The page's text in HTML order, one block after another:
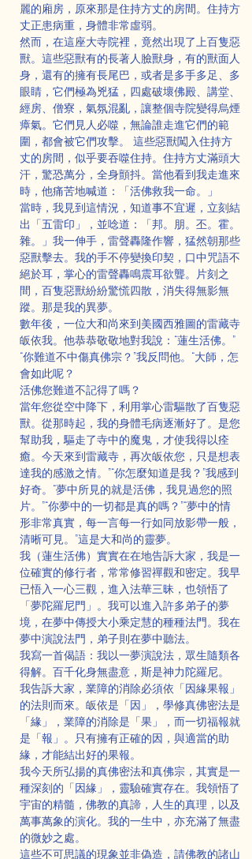
麗的廂房，原來那是住持方丈的房間。住持方
丈正患病重，身體非常虛弱。
然而，在這座大寺院裡，竟然出現了上百隻惡
獸。這些惡獸有的長著人臉獸身，有的獸面人
身，還有的擁有長尾巴，或者是多手多足、多
眼睛，它們極為兇猛，四處破壞佛殿、講堂、
經房、僧寮，氣氛混亂，讓整個寺院變得烏煙
瘴氣。它們見人必噬，無論誰走進它們的範
圍，都會被它們攻擊。 這些惡獸闖入住持方
丈的房間，似乎要吞噬住持。住持方丈滿頭大
汗，驚恐萬分，全身顫抖。當他看到我走進來
時，他痛苦地喊道：「活佛救我一命。」
當時，我見到這情況，知道事不宜遲，立刻結
出「五雷印」，並唸道：「邦。朋。丕。霍。
雜。」我一伸手，雷聲轟隆作響，猛然朝那些
惡獸擊去。我的手不停變換印契，口中咒語不
絕於耳，掌心的雷聲轟鳴震耳欲聾。片刻之
間，百隻惡獸紛紛驚慌四散，消失得無影無
蹤。那是我的異夢。
數年後，一位大和尚來到美國西雅圖的雷藏寺
皈依我。他恭恭敬敬地對我說：“蓮生活佛。”
“你難道不中傷真佛宗？”我反問他。“大師，怎
會如此呢？
活佛您難道不記得了嗎？
當年您從空中降下，利用掌心雷驅散了百隻惡
獸。從那時起，我的身體毛病逐漸好了。是您
幫助我，驅走了寺中的魔鬼，才使我得以痊
癒。今天來到雷藏寺，再次皈依您，只是想表
達我的感激之情。”“你怎麼知道是我？”我感到
好奇。“夢中所見的就是活佛，我見過您的照
片。”“你夢中的一切都是真的嗎？”“夢中的情
形非常真實，每一言每一行如同放影帶一般，
清晰可見。”這是大和尚的靈夢。
我（蓮生活佛）實實在在地告訴大家，我是一
位確實的修行者，常常修習禪觀和密定。我早
已悟入一心三觀，進入法華三昧，也領悟了
「夢陀羅尼門」。我可以進入許多弟子的夢
境，在夢中傳授大小乘定慧的種種法門。我在
夢中演說法門，弟子則在夢中聽法。
我寫一首偈語：我以一夢演說法，眾生隨類各
得解。百千化身無盡意，斯是神力陀羅尼。
我告訴大家，業障的消除必須依「因緣果報」
的法則而來。皈依是「因」，學修真佛密法是
「緣」，業障的消除是「果」，而一切福報就
是「報」。只有擁有正確的因，與適當的助
緣，才能結出好的果報。
我今天所弘揚的真佛密法和真佛宗，其實是一
種深刻的「因緣」，靈驗確實存在。我領悟了
宇宙的精髓，佛教的真諦，人生的真理，以及
萬事萬象的演化。我的一生中，亦充滿了無盡
的微妙之處。
這些不可思議的現象並非偽造，請佛教的諸山